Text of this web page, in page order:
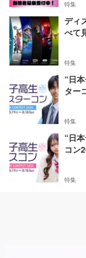
特集
ディ
べて
特集
“日
ター
特集
“日
コン
特集